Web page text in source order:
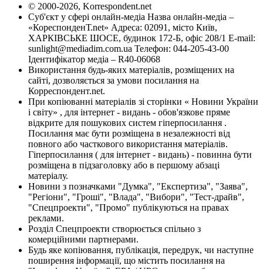
© 2000-2026, Korrespondent.net
Суб'єкт у сфері онлайн-медіа Назва онлайн-медіа –
«КореспонденТ.net» Адреса: 02091, місто Київ,
ХАРКІВСЬКЕ ШОСЕ, будинок 172-Б, офіс 208/1 E-mail:
sunlight@mediadim.com.ua Телефон: 044-205-43-00
Ідентифікатор медіа – R40-06068
Використання будь-яких матеріалів, розміщених на
сайті, дозволяється за умови посилання на
Корреспондент.net.
При копіюванні матеріалів зі сторінки « Новини України
і світу» , для інтернет - видань - обов'язкове пряме
відкрите для пошукових систем гіперпосилання .
Посилання має бути розміщена в незалежності від
повного або часткового використання матеріалів.
Гіперпосилання ( для інтернет - видань) - повинна бути
розміщена в підзаголовку або в першому абзаці
матеріалу.
Новини з позначками "Думка", "Експертиза", "Заява",
"Регіони", "Гроші", "Влада", "Вибори", "Тест-драйв",
"Спецпроекти", "Промо" публікуються на правах
реклами.
Розділ Спецпроекти створюється спільно з
комерційними партнерами.
Будь яке копіювання, публікація, передрук, чи наступне
поширення інформації, що містить посилання на